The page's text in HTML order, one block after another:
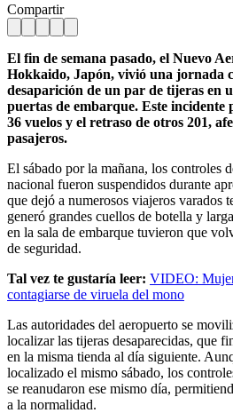
Compartir
El fin de semana pasado, el Nuevo
Hokkaido, Japón, vivió una jornada
desaparición de un par de tijeras en
puertas de embarque. Este incidente
36 vuelos y el retraso de otros 201,
pasajeros.
El sábado por la mañana, los controles
nacional fueron suspendidos durante
que dejó a numerosos viajeros varados
generó grandes cuellos de botella y
en la sala de embarque tuvieron que
de seguridad.
Tal vez te gustaría leer: VIDEO:
contagiarse de viruela del mono
Las autoridades del aeropuerto se
localizar las tijeras desaparecidas, que
en la misma tienda al día siguiente.
localizado el mismo sábado, los
se reanudaron ese mismo día,
a la normalidad.